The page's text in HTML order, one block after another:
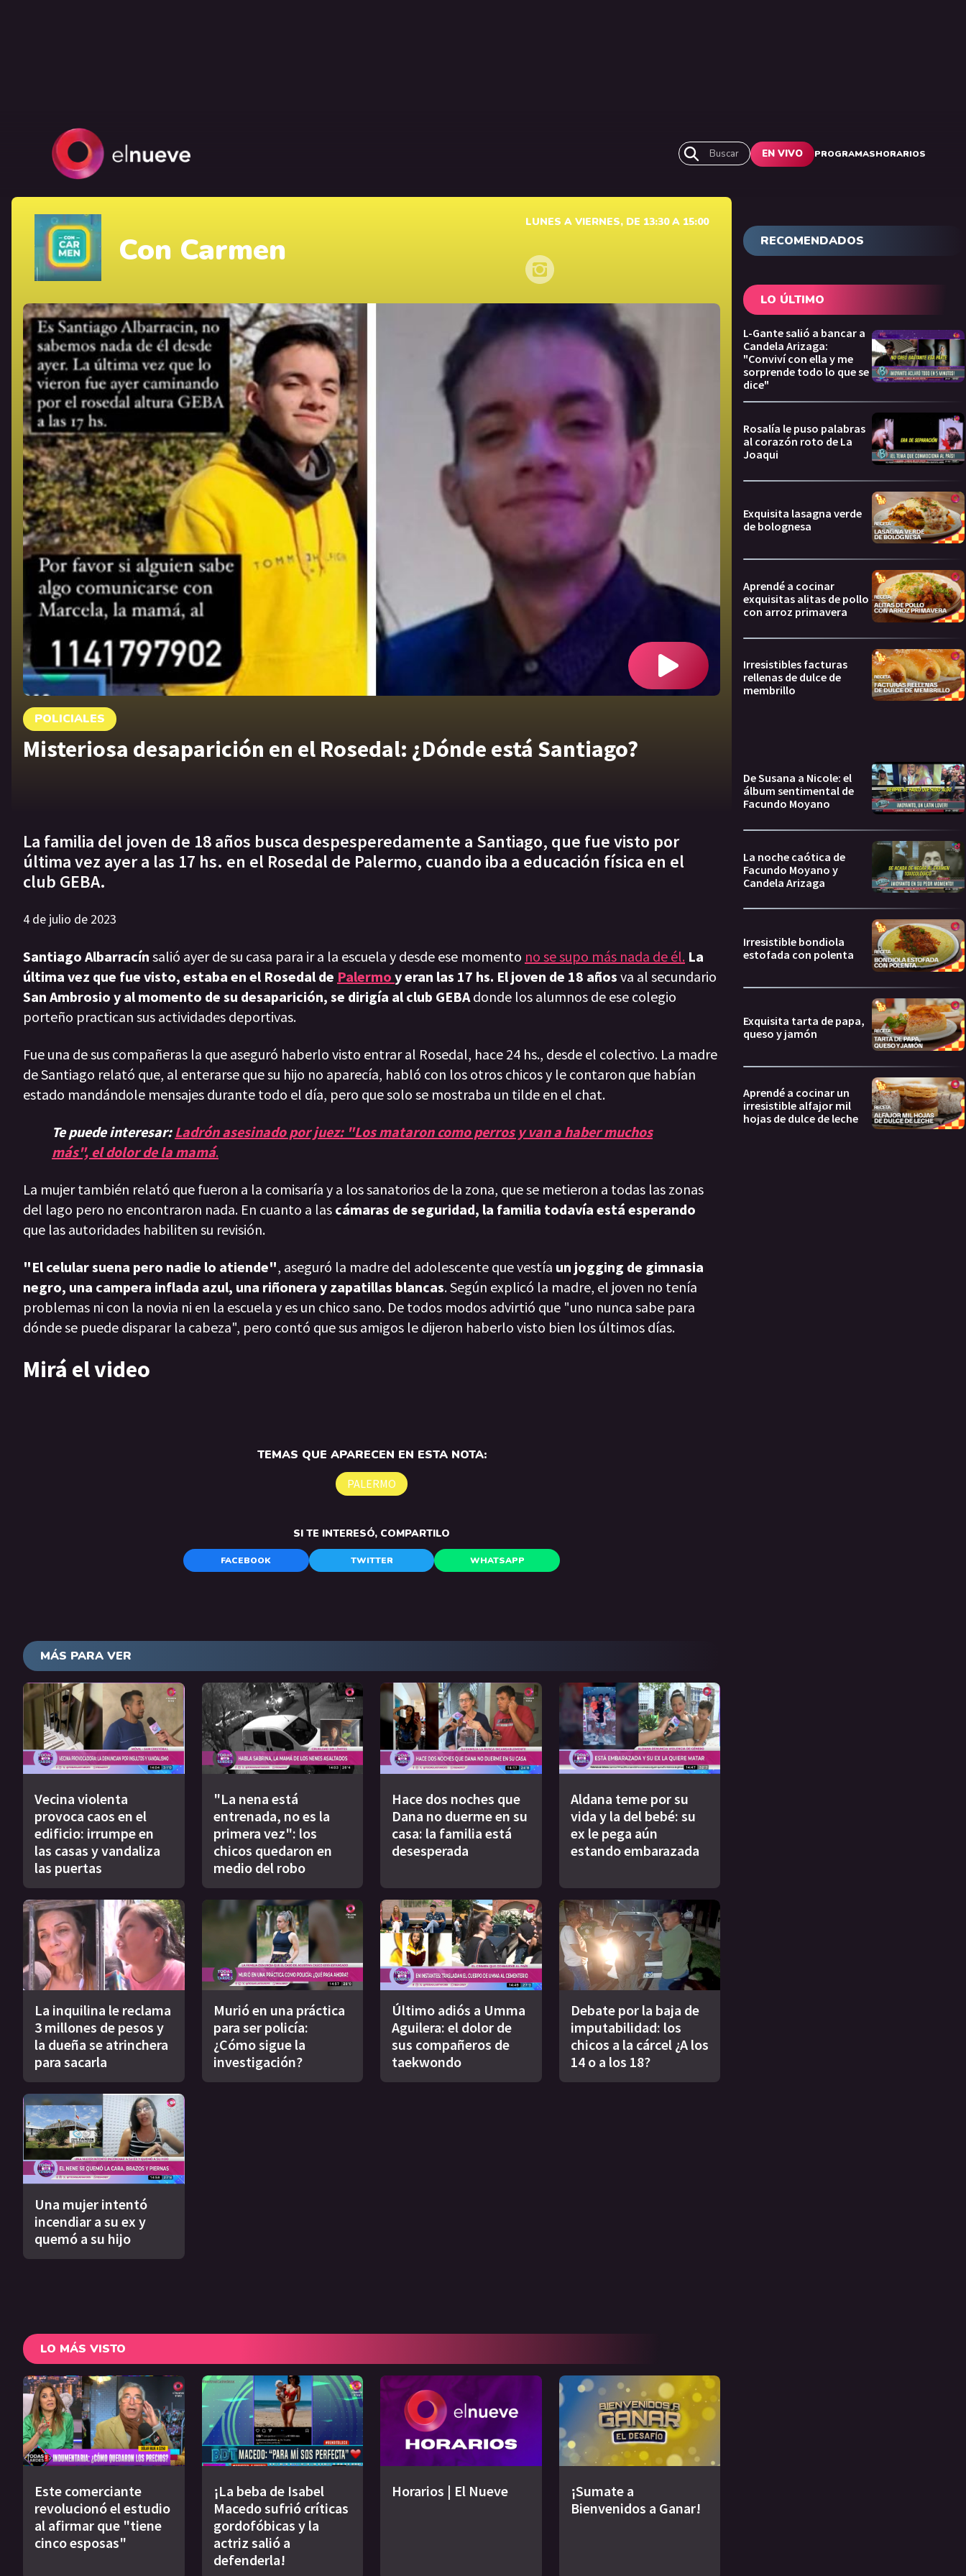
Buscar EN VIVO PROGRAMASHORARIOS
Con Carmen
LUNES A VIERNES, DE 13:30 A 15:00
POLICIALES
Misteriosa desaparición en el Rosedal: ¿Dónde está Santiago?
La familia del joven de 18 años busca despesperedamente a Santiago, que fue visto por
última vez ayer a las 17 hs. en el Rosedal de Palermo, cuando iba a educación física en el
club GEBA.
4 de julio de 2023
Santiago Albarracín salió ayer de su casa para ir a la escuela y desde ese momento no se supo más nada de él. La
última vez que fue visto, estaba en el Rosedal de Palermo y eran las 17 hs. El joven de 18 años va al secundario
San Ambrosio y al momento de su desaparición, se dirigía al club GEBAdonde los alumnos de ese colegio
porteño practican sus actividades deportivas.
Fue una de sus compañeras la que aseguró haberlo visto entrar al Rosedal, hace 24 hs., desde el colectivo. La madre
de Santiago relató que, al enterarse que su hijo no aparecía, habló con los otros chicos y le contaron que habían
estado mandándole mensajes durante todo el día, pero que solo se mostraba un tilde en el chat.
Te puede interesar:Ladrón asesinado por juez: "Los mataron como perros y van a haber muchos
más", el dolor de la mamá.
La mujer también relató que fueron a la comisaría y a los sanatorios de la zona, que se metieron a todas las zonas
del lago pero no encontraron nada. En cuanto a las cámaras de seguridad, la familia todavía está esperando
que las autoridades habiliten su revisión.
"El celular suena pero nadie lo atiende", aseguró la madre del adolescente que vestía un jogging de gimnasia
negro, una campera inflada azul, una riñonera y zapatillas blancas. Según explicó la madre, el joven no tenía
problemas ni con la novia ni en la escuela y es un chico sano. De todos modos advirtió que "uno nunca sabe para
dónde se puede disparar la cabeza", pero contó que sus amigos le dijeron haberlo visto bien los últimos días.
Mirá el video
TEMAS QUE APARECEN EN ESTA NOTA:
PALERMO
SI TE INTERESÓ, COMPARTILO
FACEBOOK TWITTER WHATSAPP
MÁS PARA VER
Vecina violenta
provoca caos en el
edificio: irrumpe en
las casas y vandaliza
las puertas
"La nena está
entrenada, no es la
primera vez": los
chicos quedaron en
medio del robo
Hace dos noches que
Dana no duerme en su
casa: la familia está
desesperada
Aldana teme por su
vida y la del bebé: su
ex le pega aún
estando embarazada
La inquilina le reclama
3 millones de pesos y
la dueña se atrinchera
para sacarla
Murió en una práctica
para ser policía:
¿Cómo sigue la
investigación?
Último adiós a Umma
Aguilera: el dolor de
sus compañeros de
taekwondo
Debate por la baja de
imputabilidad: los
chicos a la cárcel ¿A los
14 o a los 18?
Una mujer intentó
incendiar a su ex y
quemó a su hijo
LO MÁS VISTO
Este comerciante
revolucionó el estudio
al afirmar que "tiene
cinco esposas"
¡La beba de Isabel
Macedo sufrió críticas
gordofóbicas y la
actriz salió a
defenderla!
Horarios | El Nueve
¡Sumate a
Bienvenidos a Ganar!
RECOMENDADOS
LO ÚLTIMO
L-Gante salió a bancar a
Candela Arizaga:
"Conviví con ella y me
sorprende todo lo que se
dice"
Rosalía le puso palabras
al corazón roto de La
Joaqui
Exquisita lasagna verde
de bolognesa
Aprendé a cocinar
exquisitas alitas de pollo
con arroz primavera
Irresistibles facturas
rellenas de dulce de
membrillo
De Susana a Nicole: el
álbum sentimental de
Facundo Moyano
La noche caótica de
Facundo Moyano y
Candela Arizaga
Irresistible bondiola
estofada con polenta
Exquisita tarta de papa,
queso y jamón
Aprendé a cocinar un
irresistible alfajor mil
hojas de dulce de leche